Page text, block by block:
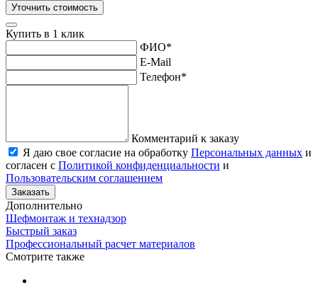
Уточнить стоимость
Купить в 1 клик
ФИО*
E-Mail
Телефон*
Комментарий к заказу
Я даю свое согласие на обработку Персональных данных и
согласен с Политикой конфиденциальности и
Пользовательским соглашением
Заказать
Дополнительно
Шефмонтаж и технадзор
Быстрый заказ
Профессиональный расчет материалов
Смотрите также